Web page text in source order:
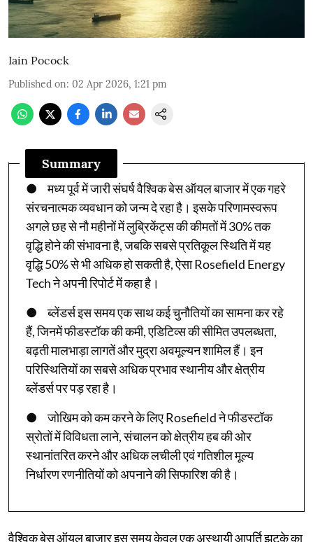
Iain Pocock
Published on: 02 Apr 2026, 1:21 pm
Summary
● मध्य पूर्व में जारी संघर्ष वैश्विक बेस ऑयल बाजार में एक गहरे
संरचनात्मक व्यवधान को जन्म दे रहा है। इसके परिणामस्वरूप
अगले छह से नौ महीनों में लुब्रिकेंट्स की कीमतों में 30% तक
वृद्धि होने की संभावना है, जबकि सबसे प्रतिकूल स्थिति में यह
वृद्धि 50% से भी अधिक हो सकती है, ऐसा Rosefield Energy
Tech ने अपनी रिपोर्ट में कहा है।
● ब्लेंडर्स इस समय एक साथ कई चुनौतियों का सामना कर रहे
हैं, जिनमें फीडस्टॉक की कमी, एडिटिव्स की सीमित उपलब्धता,
बढ़ती मालभाड़ा लागतें और मुद्रा अवमूल्यन शामिल हैं। इन
परिस्थितियों का सबसे अधिक प्रभाव स्थानीय और क्षेत्रीय
ब्लेंडर्स पर पड़ रहा है।
● जोखिम को कम करने के लिए Rosefield ने फीडस्टॉक
स्रोतों में विविधता लाने, संचालन को क्षेत्रीय हब की ओर
स्थानांतरित करने और अधिक लचीली एवं गतिशील मूल्य
निर्धारण रणनीतियों को अपनाने की सिफारिश की है।
वैश्विक बेस ऑयल बाजार इस समय केवल एक अस्थायी आपूर्ति झटके का